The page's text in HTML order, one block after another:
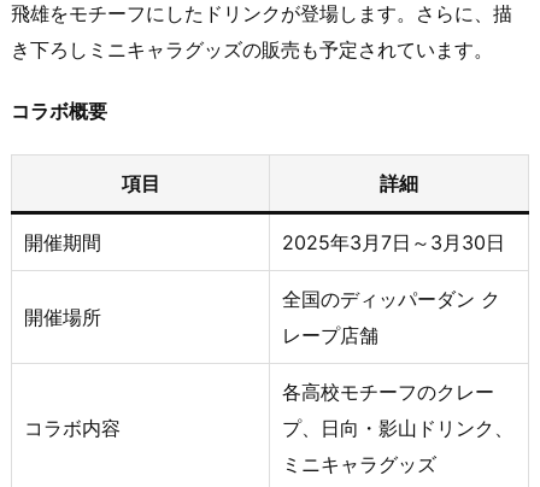
飛雄をモチーフにしたドリンクが登場します。​さらに、描
き下ろしミニキャラグッズの販売も予定されています。​
コラボ概要
項目 詳細
開催期間 2025年3月7日～3月30日
開催場所
全国のディッパーダン ク
レープ店舗
コラボ内容
各高校モチーフのクレー
プ、日向・影山ドリンク、
ミニキャラグッズ